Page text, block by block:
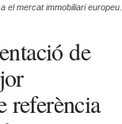
el mercat immobiliari europeu.
de
referència